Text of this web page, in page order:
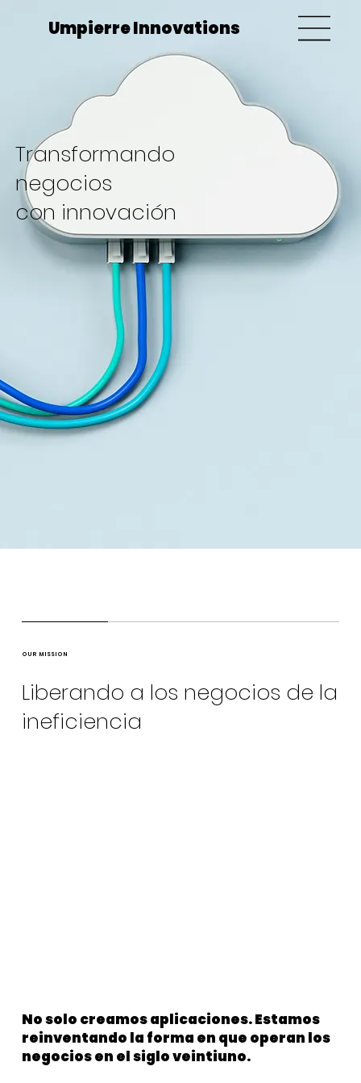
Umpierre Innovations
Transformando
negocios
con innovación
OUR MISSION
Liberando a los negocios de la
ineficiencia
No solo creamos aplicaciones. Estamos
reinventando la forma en que operan los
negocios en el siglo veintiuno.